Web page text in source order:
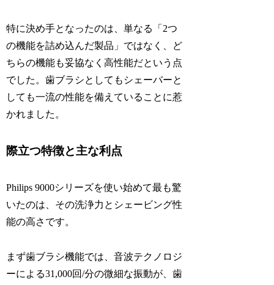
特に決め手となったのは、単なる「2つ
の機能を詰め込んだ製品」ではなく、ど
ちらの機能も妥協なく高性能だという点
でした。歯ブラシとしてもシェーバーと
しても一流の性能を備えていることに惹
かれました。
際立つ特徴と主な利点
Philips 9000シリーズを使い始めて最も驚
いたのは、その洗浄力とシェービング性
能の高さです。
まず歯ブラシ機能では、音波テクノロジ
ーによる31,000回/分の微細な振動が、歯